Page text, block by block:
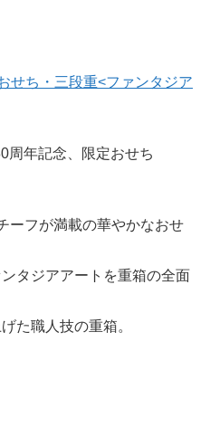
せち・三段重<ファンタジア
周年記念、限定おせち
ーフが満載の華やかなおせ
タジアアートを重箱の全面
た職人技の重箱。